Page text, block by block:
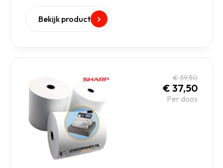
Bekijk product
€39,50
€ 37,50
Per doos